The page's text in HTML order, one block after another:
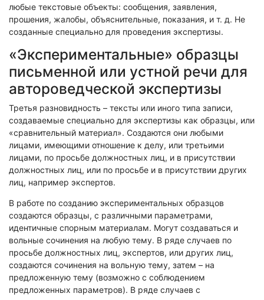
любые текстовые объекты: сообщения, заявления,
прошения, жалобы, объяснительные, показания, и т. д. Не
созданные специально для проведения экспертизы.
«Экспериментальные» образцы
письменной или устной речи для
автороведческой экспертизы
Третья разновидность – тексты или иного типа записи,
создаваемые специально для экспертизы как образцы, или
«сравнительный материал». Создаются они любыми
лицами, имеющими отношение к делу, или третьими
лицами, по просьбе должностных лиц, и в присутствии
должностных лиц, или по просьбе и в присутствии других
лиц, например экспертов.
В работе по созданию экспериментальных образцов
создаются образцы, с различными параметрами,
идентичные спорным материалам. Могут создаваться и
вольные сочинения на любую тему. В ряде случаев по
просьбе должностных лиц, экспертов, или других лиц,
создаются сочинения на вольную тему, затем – на
предложенную тему (возможно с соблюдением
предложенных параметров). В ряде случаев с